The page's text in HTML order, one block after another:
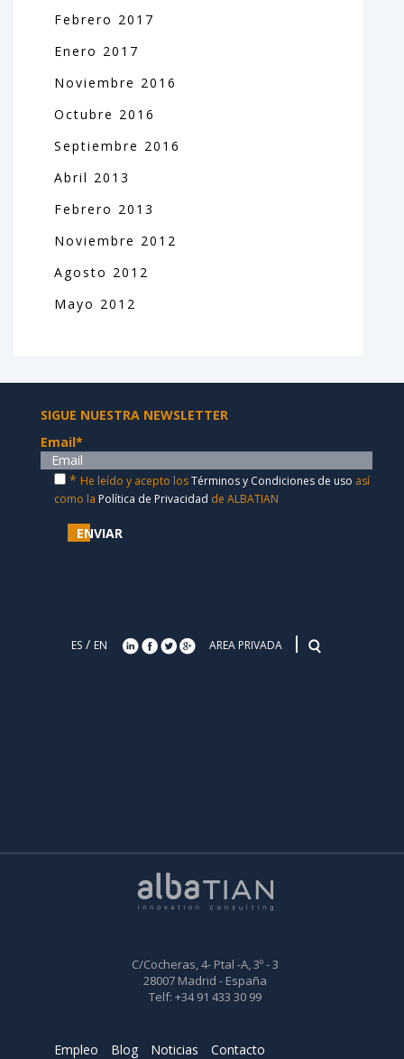
Febrero 2017
Enero 2017
Noviembre 2016
Octubre 2016
Septiembre 2016
Abril 2013
Febrero 2013
Noviembre 2012
Agosto 2012
Mayo 2012
SIGUE NUESTRA NEWSLETTER
Email*
* He leído y acepto losTérminos y Condiciones de uso así
como la Política de Privacidad de ALBATIAN
ENVIAR
ES / EN AREA PRIVADA
C/Cocheras, 4- Ptal -A, 3º - 3
28007 Madrid - España
Telf: +34 91 433 30 99
Empleo Blog Noticias Contacto